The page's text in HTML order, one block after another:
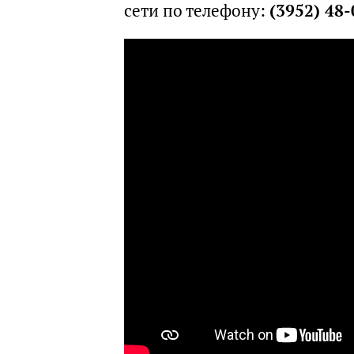
сети по телефону: (3952)